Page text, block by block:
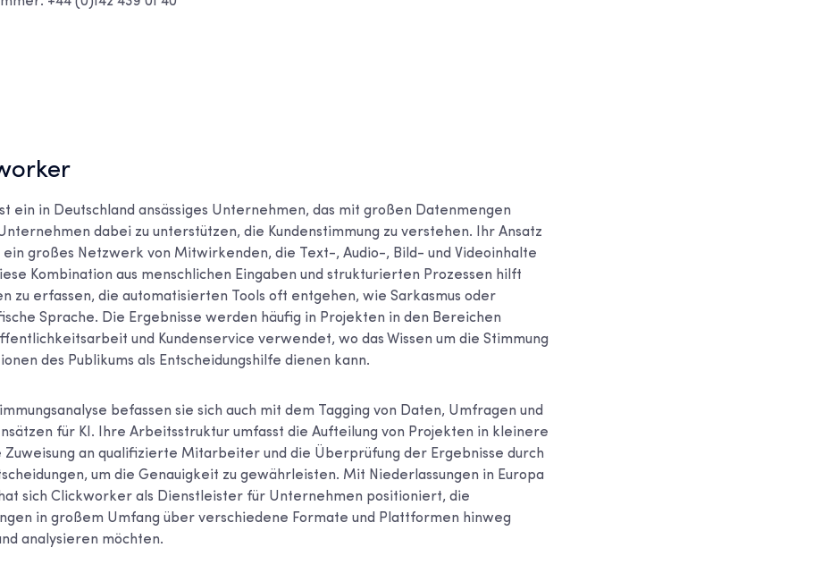
ein in Deutschland ansässiges Unternehmen, das mit großen Datenmengen
dabei zu unterstützen, die Kundenstimmung zu verstehen. Ihr Ansatz
ein großes Netzwerk von Mitwirkenden, die Text-, Audio-, Bild- und Videoinhalte
Kombination aus menschlichen Eingaben und strukturierten Prozessen hilft
zu erfassen, die automatisierten Tools oft entgehen, wie Sarkasmus oder
Sprache. Die Ergebnisse werden häufig in Projekten in den Bereichen
und Kundenservice verwendet, wo das Wissen um die Stimmung
des Publikums als Entscheidungshilfe dienen kann.
befassen sie sich auch mit dem Tagging von Daten, Umfragen und
für KI. Ihre Arbeitsstruktur umfasst die Aufteilung von Projekten in kleinere
Zuweisung an qualifizierte Mitarbeiter und die Überprüfung der Ergebnisse durch
um die Genauigkeit zu gewährleisten. Mit Niederlassungen in Europa
sich Clickworker als Dienstleister für Unternehmen positioniert, die
in großem Umfang über verschiedene Formate und Plattformen hinweg
analysieren möchten.